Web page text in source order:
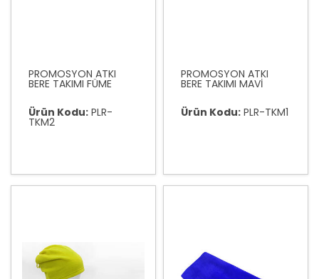
PROMOSYON ATKI
BERE TAKIMI FÜME
Ürün Kodu: PLR-
TKM2
PROMOSYON ATKI
BERE TAKIMI MAVİ
Ürün Kodu: PLR-TKM1